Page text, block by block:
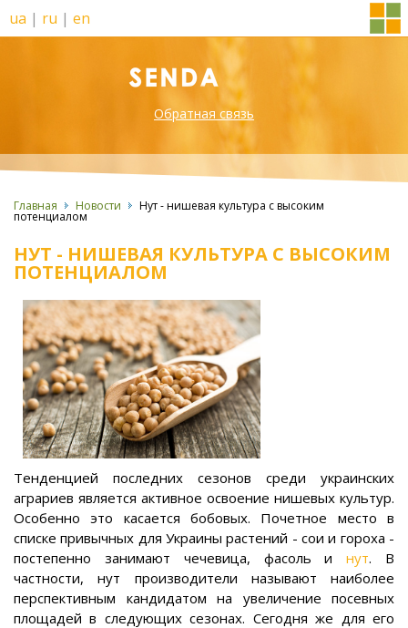
ua | ru | en
Обратная связь
Главная Новости Нут - нишевая культура с высоким
потенциалом
НУТ - НИШЕВАЯ КУЛЬТУРА С ВЫСОКИМ
ПОТЕНЦИАЛОМ
Тенденцией последних сезонов среди украинских
аграриев является активное освоение нишевых культур.
Особенно это касается бобовых. Почетное место в
списке привычных для Украины растений - сои и гороха -
постепенно занимают чечевица, фасоль инут. В
частности, нут производители называют наиболее
перспективным кандидатом на увеличение посевных
площадей в следующих сезонах. Сегодня же для его